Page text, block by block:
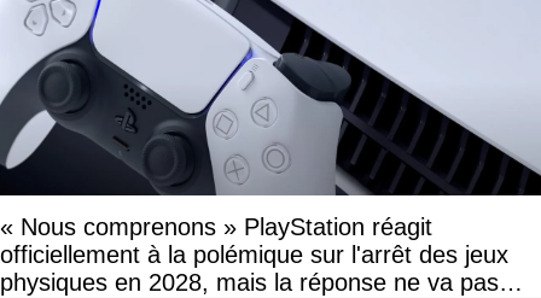
« Nous comprenons » PlayStation réagit
officiellement à la polémique sur l'arrêt des jeux
physiques en 2028, mais la réponse ne va pas